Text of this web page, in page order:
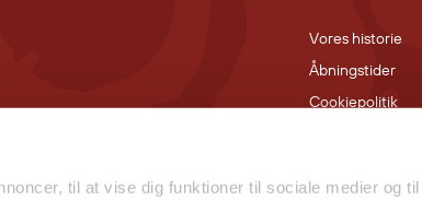
til at vise dig funktioner til sociale medier og til
Vores historie
Åbningstider
Cookiepolitik